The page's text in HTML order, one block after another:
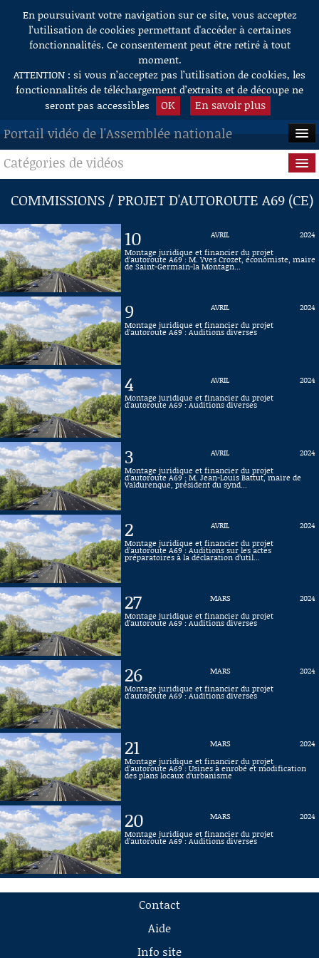
Aller au contenu
En poursuivant votre navigation sur ce site, vous acceptez
l’utilisation de cookies permettant d'accéder à certaines
fonctionnalités. Ce consentement peut être retiré à tout
moment.
ATTENTION : si vous n’acceptez pas l’utilisation de cookies, les
fonctionnalités de téléchargement d’extraits et de découpe ne
seront pas accessibles
OK En savoir plus
Portail vidéo de l'Assemblée nationale
ACCUEIL
EN DIRECT
À LA DEMANDE
RECHERCHE
AIDE À LA DÉCOUPE
DE VIDÉOS
Catégories de vidéos
Séance publique
Questions au Gouvernement
Commissions
Évènements
Connaissance, Histoire
COMMISSIONS / PROJET D'AUTOROUTE A69 (CE)
10 AVRIL
2024
Montage juridique et financier du projet
d’autoroute A69 : M. Yves Crozet, économiste, maire
de Saint-Germain-la Montagn...
9 AVRIL
2024
Montage juridique et financier du projet
d’autoroute A69 : Auditions diverses
4 AVRIL
2024
Montage juridique et financier du projet
d’autoroute A69 : Auditions diverses
3 AVRIL
2024
Montage juridique et financier du projet
d’autoroute A69 : M. Jean-Louis Battut, maire de
Valdurenque, président du synd...
2 AVRIL
2024
Montage juridique et financier du projet
d’autoroute A69 : Auditions sur les actes
préparatoires à la déclaration d’util...
27 MARS
2024
Montage juridique et financier du projet
d’autoroute A69 : Auditions diverses
26 MARS
2024
Montage juridique et financier du projet
d’autoroute A69 : Auditions diverses
21 MARS
2024
Montage juridique et financier du projet
d’autoroute A69 : Usines à enrobé et modification
des plans locaux d’urbanisme
20 MARS
2024
Montage juridique et financier du projet
d’autoroute A69 : Auditions diverses
Contact
Aide
Info site